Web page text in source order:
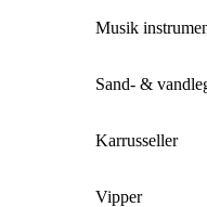
Musik
Sand- &
Karrusseller
Vipper